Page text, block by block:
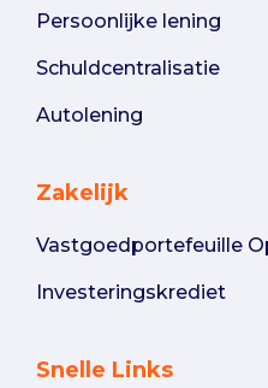
Persoonlijke lening
Schuldcentralisatie
Autolening
Zakelijk
Vastgoedportefeuille
Investeringskrediet
Snelle Links